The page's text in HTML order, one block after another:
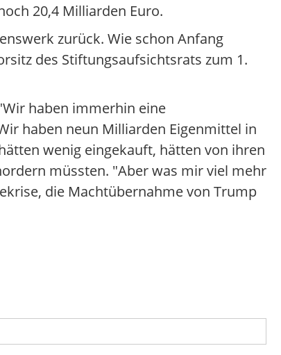
20,4 Milliarden Euro.
zurück. Wie schon Anfang
des Stiftungsaufsichtsrats zum 1.
haben immerhin eine
haben neun Milliarden Eigenmittel in
wenig eingekauft, hätten von ihren
müssten. "Aber was mir viel mehr
die Machtübernahme von Trump